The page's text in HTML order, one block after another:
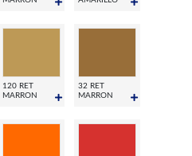
120 RET
MARRON
32 RET
MARRON